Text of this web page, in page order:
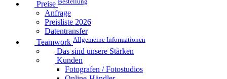
Preise
Anfrage
Preisliste 2026
Datentransfer
Teamwork Allgemeine Informationen
Das sind unsere Stärken
Kunden
Fotografen / Fotostudios